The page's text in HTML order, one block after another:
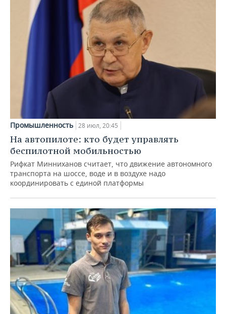
Промышленность 28 июл, 20:45
На автопилоте: кто будет управлять
беспилотной мобильностью
Рифкат Минниханов считает, что движение автономного
транспорта на шоссе, воде и в воздухе надо
координировать с единой платформы